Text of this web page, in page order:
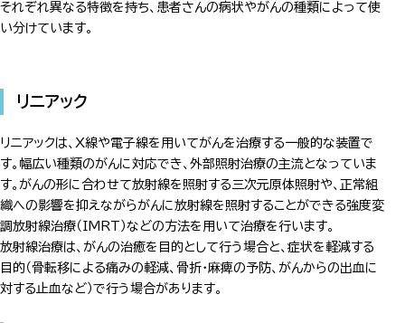
それぞれ異なる特徴を持ち、患者さんの病状やがんの種類によって使
い分けています。
リニアック
リニアックは、X線や電子線を用いてがんを治療する一般的な装置で
す。幅広い種類のがんに対応でき、外部照射治療の主流となっていま
す。がんの形に合わせて放射線を照射する三次元原体照射や、正常組
織への影響を抑えながらがんに放射線を照射することができる強度変
調放射線治療（IMRT）などの方法を用いて治療を行います。
放射線治療は、がんの治癒を目的として行う場合と、症状を軽減する
目的（骨転移による痛みの軽減、骨折・麻痺の予防、がんからの出血に
対する止血など）で行う場合があります。